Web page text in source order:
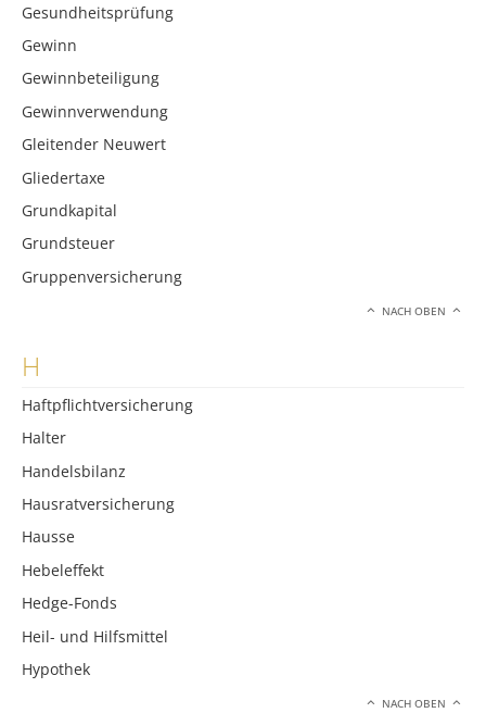
Gesundheitsprüfung
Gewinn
Gewinnbeteiligung
Gewinnverwendung
Gleitender Neuwert
Gliedertaxe
Grundkapital
Grundsteuer
Gruppenversicherung
NACH OBEN
H
Haftpflichtversicherung
Halter
Handelsbilanz
Hausratversicherung
Hausse
Hebeleffekt
Hedge-Fonds
Heil- und Hilfsmittel
Hypothek
NACH OBEN